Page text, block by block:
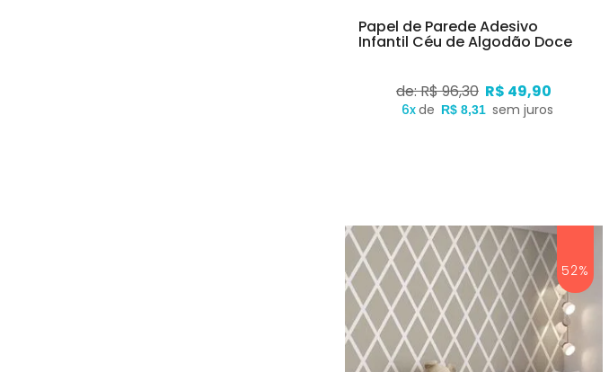
Papel de Parede Adesivo
Infantil Céu de Algodão Doce
de: R$ 96,30 R$ 49,90
6xde R$ 8,31 sem juros
52%